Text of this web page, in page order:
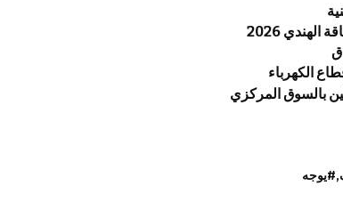
2026
الكهرباء
بالسوق المركزي
#يوجه